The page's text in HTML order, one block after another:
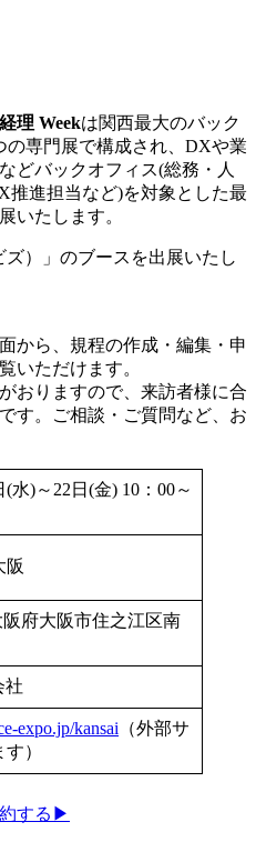
理 Weekは関西最大のバック
の専門展で構成され、DXや業
どバックオフィス(総務・人
推進担当など)を対象とした最
いたします。
）」のブースを出展いたし
から、規程の作成・編集・申
いただけます。
おりますので、来訪者様に合
す。ご相談・ご質問など、お
(水)～22日(金) 10：00～
阪
府大阪市住之江区南
社
expo.jp/kansai （外部サ
）
する▶︎